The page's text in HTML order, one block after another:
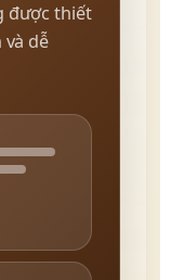
được thiết
và dễ